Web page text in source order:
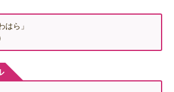
はら」